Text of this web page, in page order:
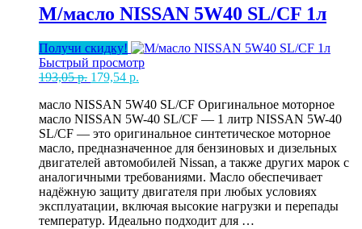
М/масло NISSAN 5W40 SL/CF 1л
Получи скидку!
Быстрый просмотр
193,05р. Первоначальная
составляла
193,05 р..
179,54 р.
179,54 р..
масло NISSAN 5W40 SL/CF Оригинальное моторное
масло NISSAN 5W-40 SL/CF — 1 литр NISSAN 5W-40
SL/CF — это оригинальное синтетическое моторное
масло, предназначенное для бензиновых и дизельных
двигателей автомобилей Nissan, а также других марок с
аналогичными требованиями. Масло обеспечивает
надёжную защиту двигателя при любых условиях
эксплуатации, включая высокие нагрузки и перепады
температур. Идеально подходит для …